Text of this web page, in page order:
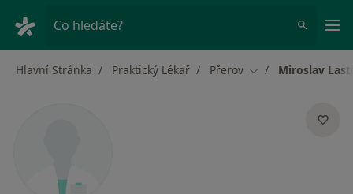
Co hledáte?
Hlavní Stránka Praktický Lékař Přerov Změna města
Miroslav